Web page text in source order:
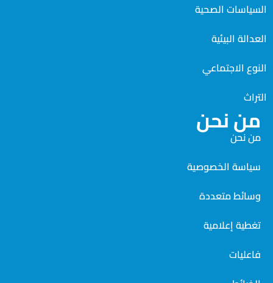
السياسات الصحية
العدالة البيئية
النوع الاجتماعي
التراث
من نحن
من نحن
سياسة الخصوصية
وسائط متعددة
تغطية إعلامية
فاعليات